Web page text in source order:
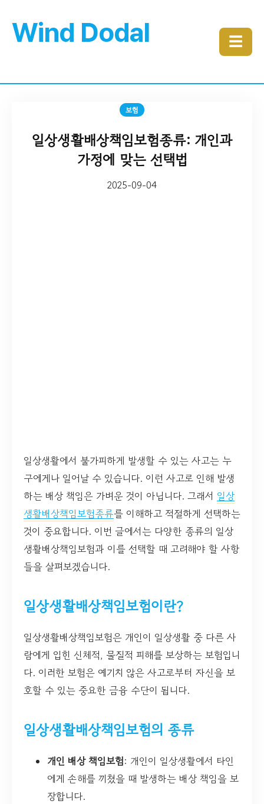
Wind Dodal ☰
보험
일상생활배상책임보험종류: 개인과
가정에 맞는 선택법
2025-09-04
일상생활에서 불가피하게 발생할 수 있는 사고는 누
구에게나 일어날 수 있습니다. 이런 사고로 인해 발생
하는 배상 책임은 가벼운 것이 아닙니다. 그래서 일상
생활배상책임보험종류를 이해하고 적절하게 선택하는
것이 중요합니다. 이번 글에서는 다양한 종류의 일상
생활배상책임보험과 이를 선택할 때 고려해야 할 사항
들을 살펴보겠습니다.
일상생활배상책임보험이란?
일상생활배상책임보험은 개인이 일상생활 중 다른 사
람에게 입힌 신체적, 물질적 피해를 보상하는 보험입니
다. 이러한 보험은 예기치 않은 사고로부터 자신을 보
호할 수 있는 중요한 금융 수단이 됩니다.
일상생활배상책임보험의 종류
개인 배상 책임보험: 개인이 일상생활에서 타인
에게 손해를 끼쳤을 때 발생하는 배상 책임을 보
장합니다.